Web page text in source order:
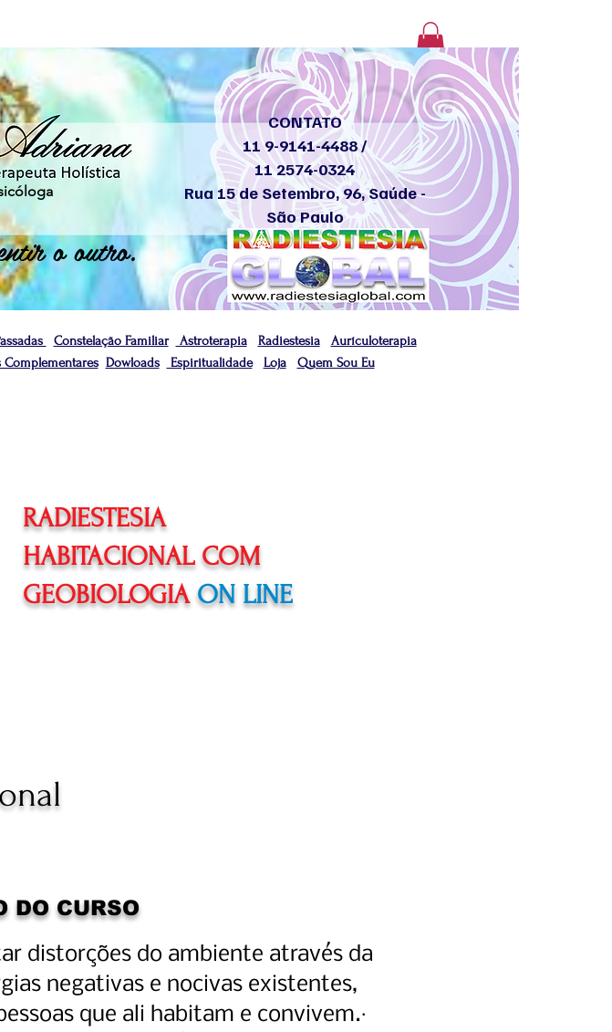
Login
RADIESTESIA
HABITACIONAL COM
GEOBIOLOGIA ON LINE
CURSO
distorções do ambiente através da
negativas e nocivas existentes,
que ali habitam e convivem.·
CONTATO
11 9-9141-4488 /
11 2574-0324
Rua 15 de Setembro, 96, Saúde -
São Paulo
Constelação Familiar Astroterapia Radiestesia
Aurículoterapia
Complementares Dowloads Espiritualidade Loja Quem Sou Eu
o outro.